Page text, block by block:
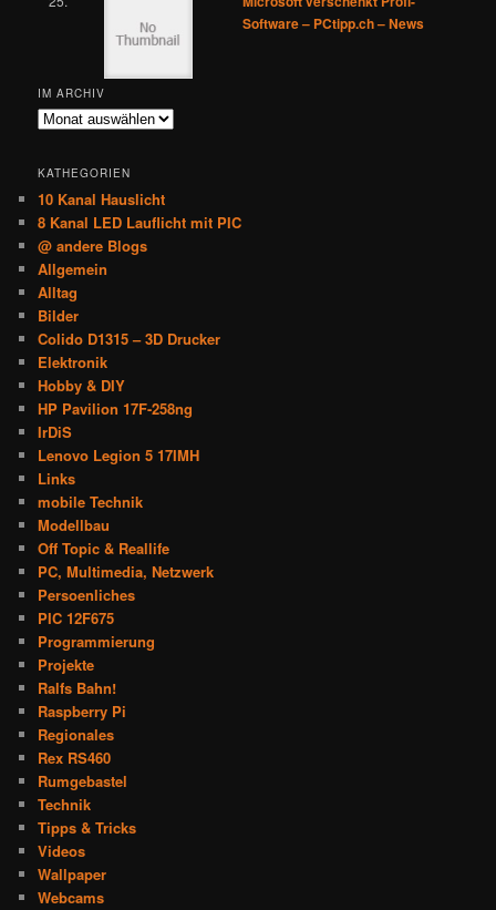
Software – PCtipp.ch – News
IM ARCHIV
Im
KATHEGORIEN
10 Kanal Hauslicht
8 Kanal LED Lauflicht mit PIC
@ andere Blogs
Allgemein
Alltag
Bilder
Colido D1315 – 3D Drucker
Elektronik
Hobby & DIY
HP Pavilion 17F-258ng
IrDiS
Lenovo Legion 5 17IMH
Links
mobile Technik
Modellbau
Off Topic & Reallife
PC, Multimedia, Netzwerk
Persoenliches
PIC 12F675
Programmierung
Projekte
Ralfs Bahn!
Raspberry Pi
Regionales
Rex RS460
Rumgebastel
Technik
Tipps & Tricks
Videos
Wallpaper
Webcams